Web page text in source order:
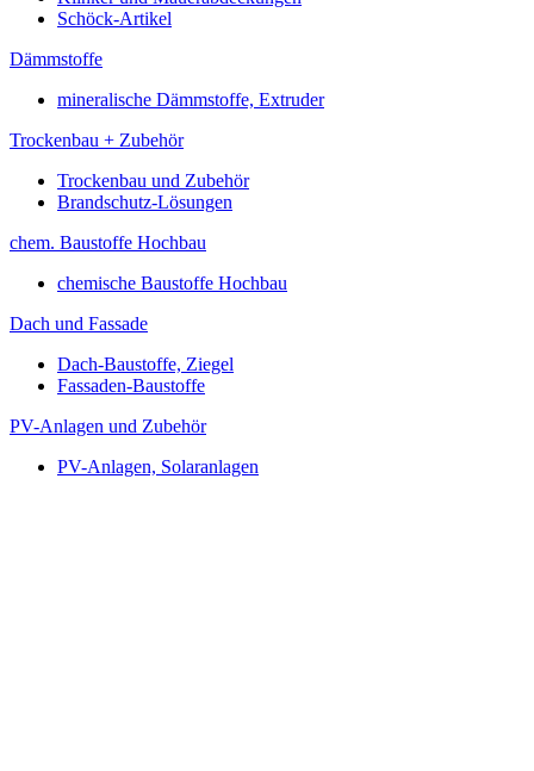
Schöck-Artikel
Dämmstoffe
mineralische Dämmstoffe, Extruder
Trockenbau + Zubehör
Trockenbau und Zubehör
Brandschutz-Lösungen
chem. Baustoffe Hochbau
chemische Baustoffe Hochbau
Dach und Fassade
Dach-Baustoffe, Ziegel
Fassaden-Baustoffe
PV-Anlagen und Zubehör
PV-Anlagen, Solaranlagen